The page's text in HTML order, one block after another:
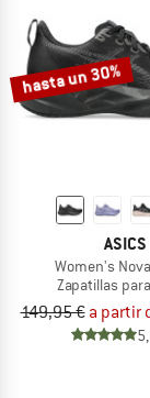
hasta un 30%
ASICS
Women's
Zapatillas
149,95 € a partir